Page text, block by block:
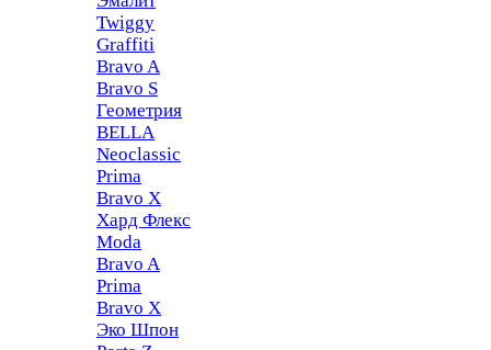
Twiggy
Graffiti
Bravo A
Bravo S
Геометрия
BELLA
Neoclassic
Prima
Bravo X
Хард Флекс
Moda
Bravo A
Prima
Bravo X
Эко Шпон